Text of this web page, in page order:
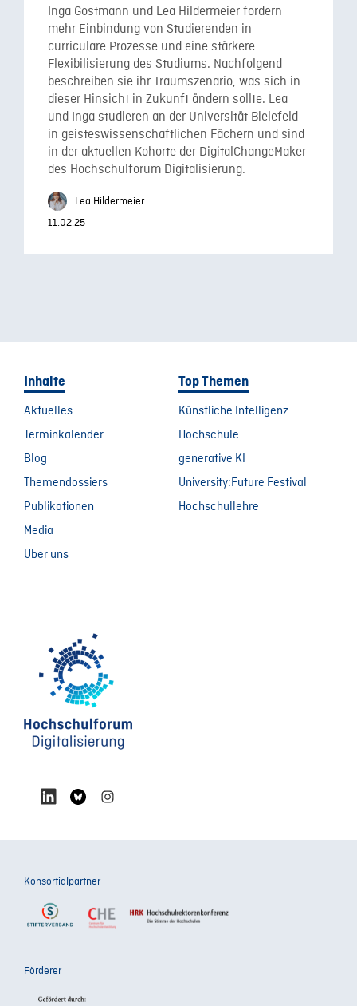
Inga Gostmann und Lea Hildermeier fordern
mehr Einbindung von Studierenden in
curriculare Prozesse und eine stärkere
Flexibilisierung des Studiums. Nachfolgend
beschreiben sie ihr Traumszenario, was sich in
dieser Hinsicht in Zukunft ändern sollte. Lea
und Inga studieren an der Universität Bielefeld
in geisteswissenschaftlichen Fächern und sind
in der aktuellen Kohorte der DigitalChangeMaker
des Hochschulforum Digitalisierung.
Lea Hildermeier
11.02.25
Inhalte
Aktuelles
Terminkalender
Blog
Themendossiers
Publikationen
Media
Über uns
Top Themen
Künstliche Intelligenz
Hochschule
generative KI
University:Future Festival
Hochschullehre
Konsortialpartner
Förderer